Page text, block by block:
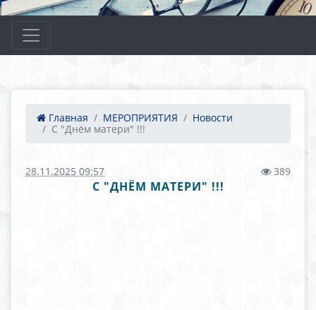
Главная МЕРОПРИЯТИЯ
Новости
С "Днём матери" !!!
28.11.2025 09:57 389
С "ДНЁМ МАТЕРИ" !!!